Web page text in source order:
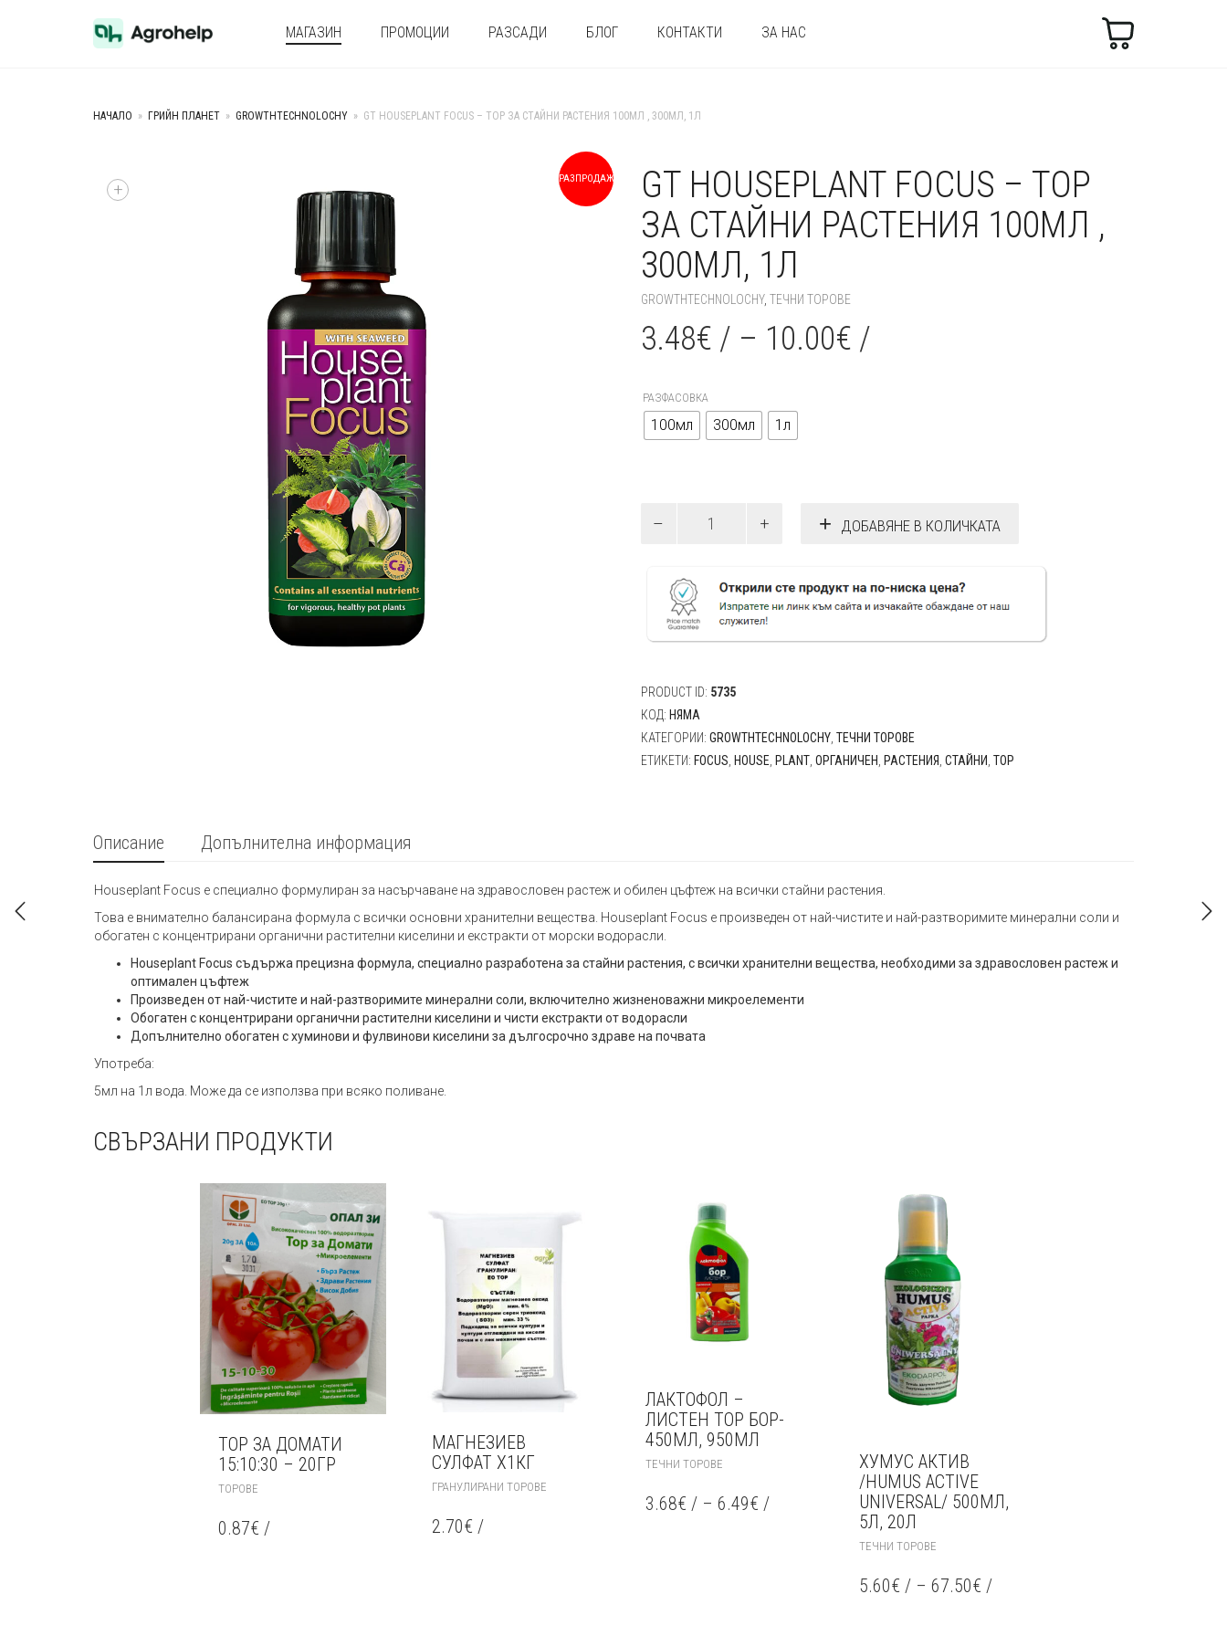
МАГАЗИН ПРОМОЦИИ РАЗСАДИ БЛОГ КОНТАКТИ ЗА НАС Търсене
НАЧАЛО » ГРИЙН ПЛАНЕТ » GROWTHTECHNOLOCHY » GT HOUSEPLANT FOCUS – ТОР ЗА СТАЙНИ РАСТЕНИЯ 100МЛ , 300МЛ, 1Л
РАЗПРОДАЖБА!
+
GT HOUSEPLANT FOCUS – ТОР
ЗА СТАЙНИ РАСТЕНИЯ 100МЛ ,
300МЛ, 1Л
GROWTHTECHNOLOCHY, ТЕЧНИ ТОРОВЕ
3.48€ / – 10.00€ /
РАЗФАСОВКА
100мл 300мл 1л
Focus
за
100мл
,
300мл,
ДОБАВЯНЕ В КОЛИЧКАТА
PRODUCT ID: 5735
КОД: НЯМА
КАТЕГОРИИ: GROWTHTECHNOLOCHY ТЕЧНИ ТОРОВЕ
ЕТИКЕТИ: FOCUS HOUSE PLANT ОРГАНИЧЕН РАСТЕНИЯ СТАЙНИ ТОР
Описание Допълнителна информация
Houseplant Focus е специално формулиран за насърчаване на здравословен растеж и обилен цъфтеж на всички стайни растения.
Това е внимателно балансирана формула с всички основни хранителни вещества. Houseplant Focus е произведен от най-чистите и най-разтворимите минерални соли и
обогатен с концентрирани органични растителни киселини и екстракти от морски водорасли.
Houseplant Focus съдържа прецизна формула, специално разработена за стайни растения, с всички хранителни вещества, необходими за здравословен растеж и
оптимален цъфтеж
Произведен от най-чистите и най-разтворимите минерални соли, включително жизненоважни микроелементи
Обогатен с концентрирани органични растителни киселини и чисти екстракти от водорасли
Допълнително обогатен с хуминови и фулвинови киселини за дългосрочно здраве на почвата
Употреба:
5мл на 1л вода. Може да се използва при всяко поливане.
СВЪРЗАНИ ПРОДУКТИ
ТОР ЗА ДОМАТИ
15:10:30 – 20ГР
ТОРОВЕ
0.87€ /
МАГНЕЗИЕВ
СУЛФАТ Х1КГ
ГРАНУЛИРАНИ ТОРОВЕ
2.70€ /
ЛАКТОФОЛ –
ЛИСТЕН ТОР БОР-
450МЛ, 950МЛ
ТЕЧНИ ТОРОВЕ
HAS
MULTIPLE
3.68€ / – 6.49€ /
ХУМУС АКТИВ
/HUMUS ACTIVE
UNIVERSAL/ 500МЛ,
5Л, 20Л
ТЕЧНИ ТОРОВЕ
HAS
MULTIPLE
5.60€ / – 67.50€ /